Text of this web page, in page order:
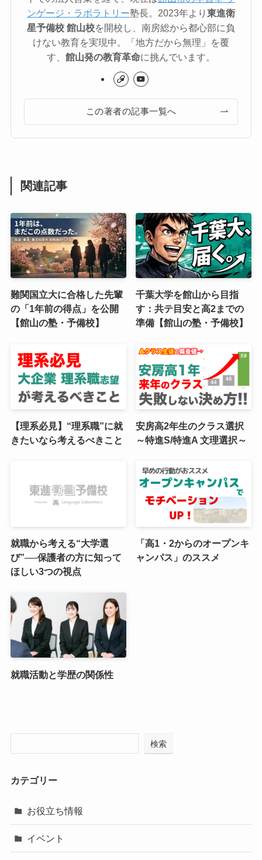
ンゲージ・ラボラトリー塾長。2023年より 東進衛
星予備校 館山校を開校し、南房総から都心部に負
けない教育を実現中。「地方だから無理」を覆
す、 館山発の教育革命に挑んでいます。
この著者の記事一覧へ
関連記事
難関国立大に合格した先輩
の「1年前の得点」を公開
【館山の塾・予備校】
千葉大学を館山から目指
す：共テ目安と高2までの
準備【館山の塾・予備校】
【理系必見】“理系職”に就
きたいなら考えるべきこと
安房高2年生のクラス選択
～特進S/特進A 文理選択～
就職から考える“大学選
び”──保護者の方に知って
ほしい3つの視点
「高1・2からのオープンキ
ャンパス」のススメ
就職活動と学歴の関係性
検索
カテゴリー
お役立ち情報
イベント